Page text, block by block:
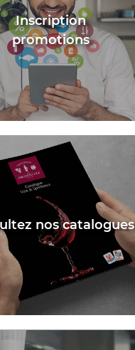
Inscription
promotions
nos catalogues